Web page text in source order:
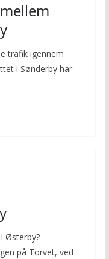
trafik igennem
i Sønderby har
Østerby?
på Torvet, ved